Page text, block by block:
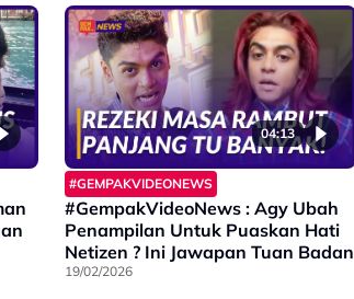
04:13
#GEMPAKVIDEONEWS
#GempakVideoNews : Agy Ubah
Penampilan Untuk Puaskan Hati
Netizen ? Ini Jawapan Tuan Badan
19/02/2026